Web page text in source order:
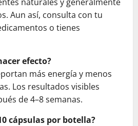
Aun así, consulta con tu
o tienes
efecto?
más energía y menos
Los resultados visibles
de 4–8 semanas.
cápsulas por botella?